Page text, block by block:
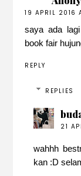
19 APRIL 2016
saya ada
book fair
REPLY
REPLIES
21
wahhh
kan :D